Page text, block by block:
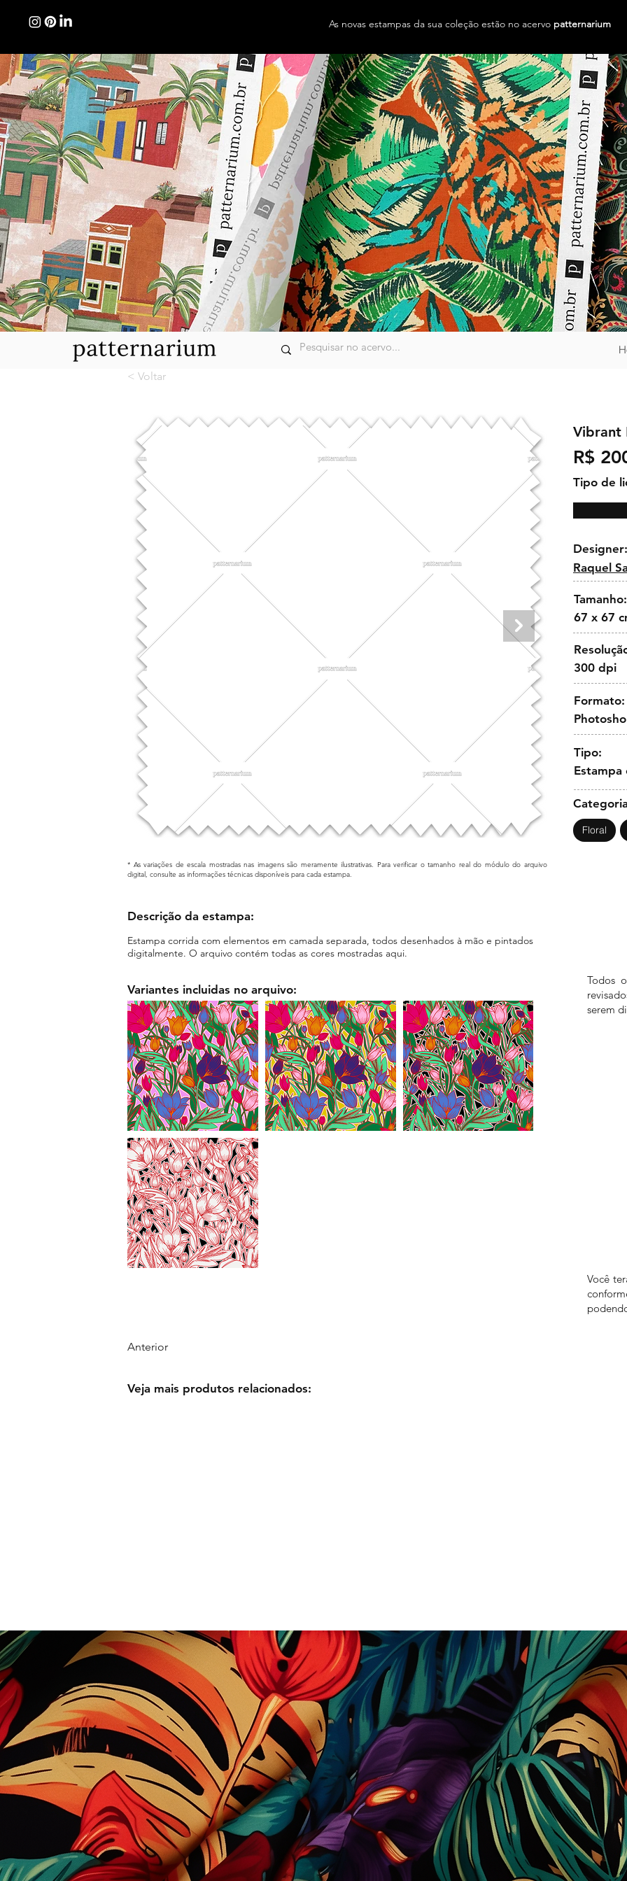
As novas estampas da sua coleção estão no acervo patternarium
< Voltar
* As variações de escala mostradas nas imagens são meramente ilustrativas. Para verificar o tamanho real do módulo do arquivo
digital, consulte as informações técnicas disponíveis para cada estampa.
Vibrant
R$
Tipo de
Designer:
Raquel
Tamanho:
67 x 67
300 dpi
Formato:
Tipo:
Floral
Descrição da estampa:
Estampa corrida com elementos em camada separada, todos desenhados à mão e pintados
digitalmente. O arquivo contém todas as cores mostradas aqui.
Variantes incluidas no arquivo:
Todos
serem
Você
Anterior
Veja mais produtos relacionados: